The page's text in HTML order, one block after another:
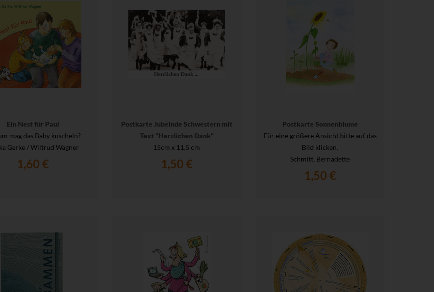
Ein Nest für Paul
mag das Baby kuscheln?
Gerke / Wiltrud Wagner
1,60 €
Postkarte Jubelnde Schwestern mit
Text "Herzlichen Dank"
15cm x 11,5 cm
1,50 €
Postkarte Sonnenblume
Für eine größere Ansicht bitte auf das
Bild klicken.
Schmitt, Bernadette
1,50 €